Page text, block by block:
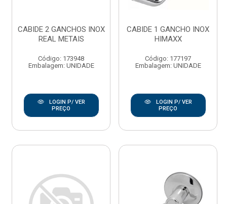
CABIDE 2 GANCHOS INOX
REAL METAIS
Código: 173948
Embalagem: UNIDADE
LOGIN P/ VER
PREÇO
CABIDE 1 GANCHO INOX
HIMAXX
Código: 177197
Embalagem: UNIDADE
LOGIN P/ VER
PREÇO